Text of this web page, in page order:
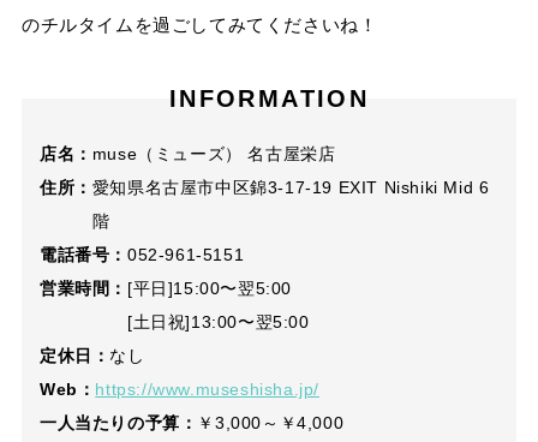
のチルタイムを過ごしてみてくださいね！
INFORMATION
店名： muse（ミューズ） 名古屋栄店
住所： 愛知県名古屋市中区錦3-17-19 EXIT Nishiki Mid 6
階
電話番号： 052-961-5151
営業時間： [平日]15:00〜翌5:00
[土日祝]13:00〜翌5:00
定休日： なし
Web： https://www.museshisha.jp/
一人当たりの予算： ￥3,000～￥4,000